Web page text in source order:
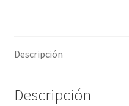
Descripción
Descripción